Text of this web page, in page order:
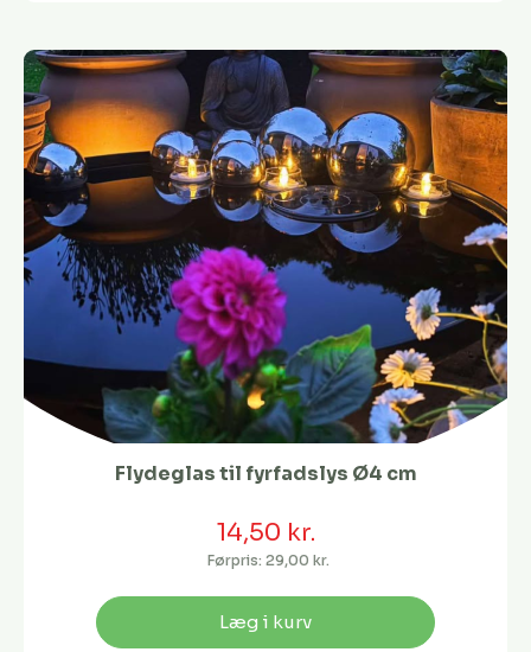
Flydeglas til fyrfadslys Ø4 cm
14,50 kr.
Førpris: 29,00 kr.
Læg i kurv